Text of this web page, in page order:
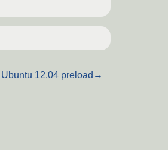
Ubuntu 12.04 preload →